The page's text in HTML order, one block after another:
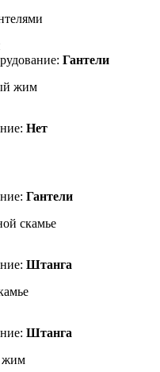
Гантели
жим
Нет
Гантели
скамье
Штанга
Штанга
жим